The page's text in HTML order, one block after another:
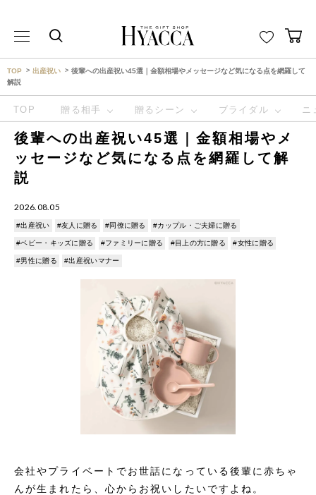
TOP 出産祝い
後輩への出産祝い45選｜金額相場やメッセージなど気になる点を網羅して
解説
TOP 贈る相手 贈るシーン ブライダル ニ
後輩への出産祝い45選｜金額相場やメ
ッセージなど気になる点を網羅して解
説
2026.08.05
#出産祝い #友人に贈る #同僚に贈る #カップル・ご夫婦に贈る
#ベビー・キッズに贈る #ファミリーに贈る #目上の方に贈る #女性に贈る
#男性に贈る #出産祝いマナー
会社やプライベートでお世話になっている後輩に赤ちゃ
んが生まれたら、心からお祝いしたいですよね。